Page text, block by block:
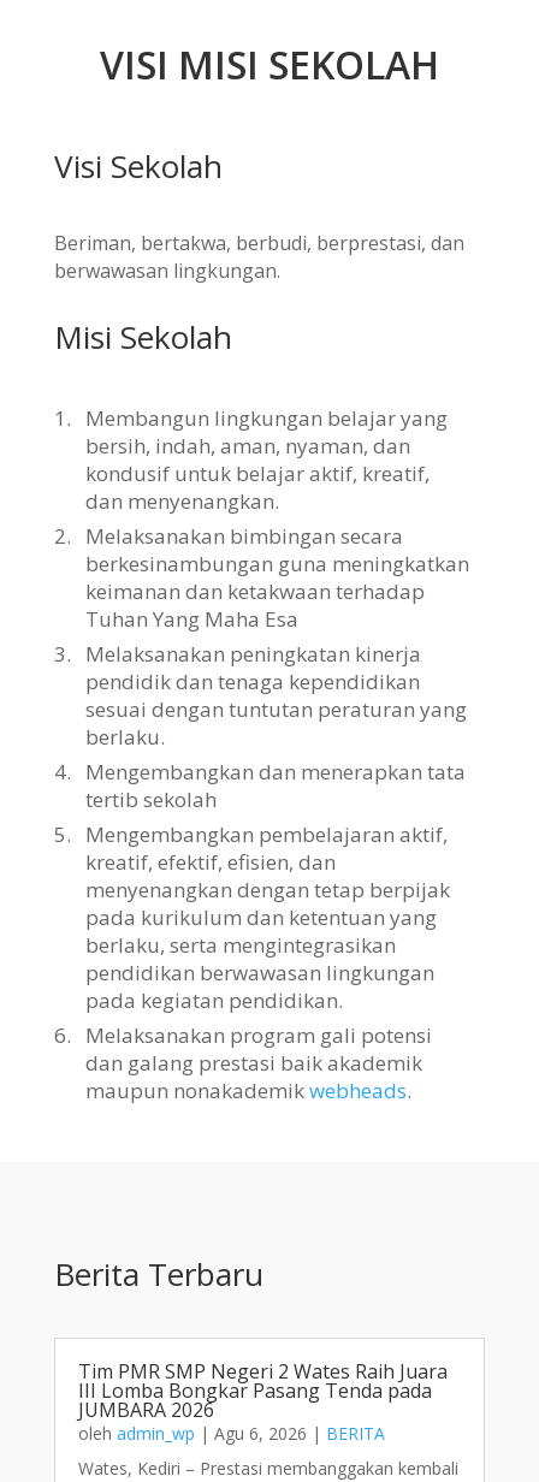
VISI MISI SEKOLAH
Visi Sekolah
Beriman, bertakwa, berbudi, berprestasi, dan
berwawasan lingkungan.
Misi Sekolah
1.
Membangun lingkungan belajar yang
bersih, indah, aman, nyaman, dan
kondusif untuk belajar aktif, kreatif,
dan menyenangkan.
2.
Melaksanakan bimbingan secara
berkesinambungan guna meningkatkan
keimanan dan ketakwaan terhadap
Tuhan Yang Maha Esa
3.
Melaksanakan peningkatan kinerja
pendidik dan tenaga kependidikan
sesuai dengan tuntutan peraturan yang
berlaku.
4.
Mengembangkan dan menerapkan tata
tertib sekolah
5.
Mengembangkan pembelajaran aktif,
kreatif, efektif, efisien, dan
menyenangkan dengan tetap berpijak
pada kurikulum dan ketentuan yang
berlaku, serta mengintegrasikan
pendidikan berwawasan lingkungan
pada kegiatan pendidikan.
6.
Melaksanakan program gali potensi
dan galang prestasi baik akademik
maupun nonakademikwebheads.
Berita Terbaru
Tim PMR SMP Negeri 2 Wates Raih Juara
III Lomba Bongkar Pasang Tenda pada
JUMBARA 2026
oleh admin_wp | Agu 6, 2026 | BERITA
Wates, Kediri – Prestasi membanggakan kembali